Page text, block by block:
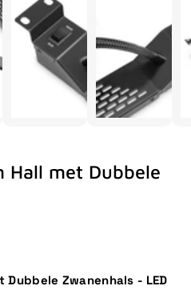
Hall met Dubbele
Zwanenhals - LED